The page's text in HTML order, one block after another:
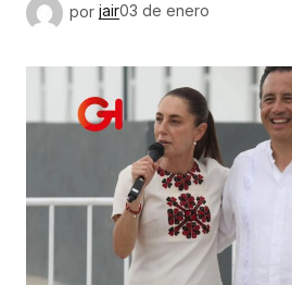
por jair03 de enero